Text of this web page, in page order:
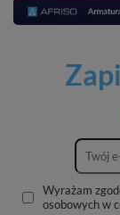
Wyrażam
osobowych w